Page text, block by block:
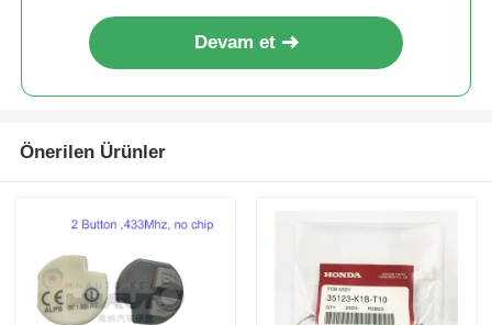
Devam et
Önerilen Ürünler